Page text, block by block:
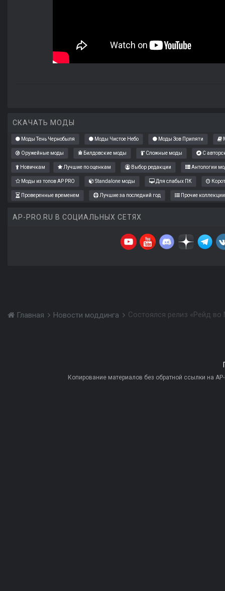
СКАЧАТЬ МОДЫ
Моды Тень Чернобыля Моды Чистое Небо Моды Зов Припяти
Оружейные моды Билдовские моды Сложные моды С
Новичкам Лучшие по оценкам Выбор редакции Антологии
Моды из топов AP PRO Standalone моды Для слабых ПК
Проверенные временем Лучшие за последний год Прочие коллекции
AP-PRO.RU В СОЦИАЛЬНЫХ СЕТЯХ
Главная Новости моддинга Состоялся релиз «Рейд во
Копирование материалов без обратной ссылки на